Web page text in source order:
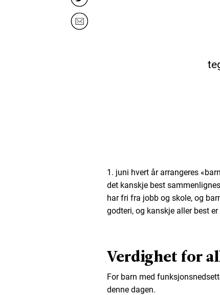
1. juni hvert år arrangeres
det kanskje best
har fri fra jobb og skole, og
godteri, og kanskje aller best
Verdighet for
For barn med
denne dagen.